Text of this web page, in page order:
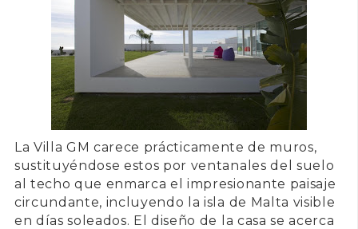
LaVilla GM carece prácticamente de muros,
sustituyéndose estos por ventanales del suelo
al techo que enmarca el impresionante paisaje
circundante, incluyendo la isla de Malta visible
en días soleados. El diseño de la casa se acerca